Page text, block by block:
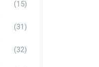
(15)
(31)
(32)